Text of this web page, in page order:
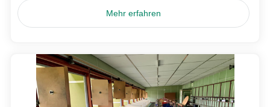
Mehr erfahren